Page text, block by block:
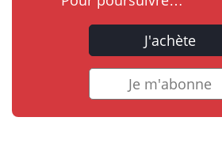
J'achète
Je m'abonne